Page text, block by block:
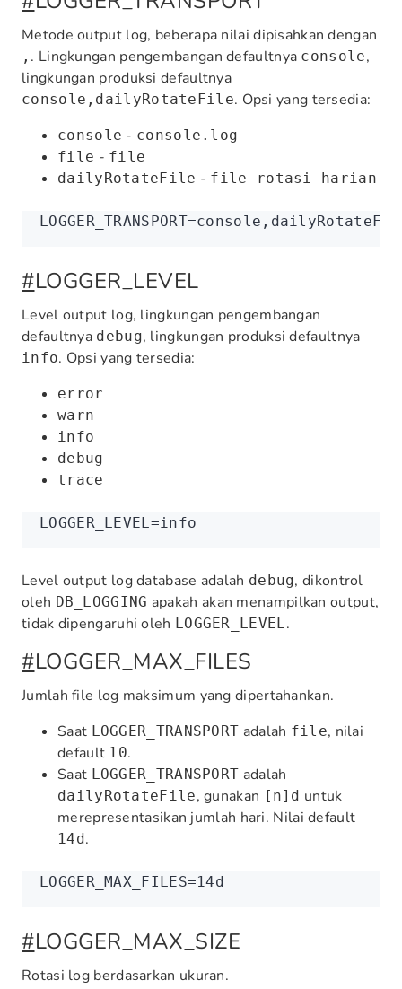
Metode output log, beberapa nilai dipisahkan dengan
, . Lingkungan pengembangan defaultnya console,
lingkungan produksi defaultnya
console,dailyRotateFile. Opsi yang tersedia:
console - console.log
file - file
dailyRotateFile - file rotasi harian
LOGGER_TRANSPORT=
#LOGGER_LEVEL
Level output log, lingkungan pengembangan
defaultnya debug, lingkungan produksi defaultnya
info. Opsi yang tersedia:
error
warn
info
debug
trace
LOGGER_LEVEL=info
Level output log database adalah debug, dikontrol
oleh DB_LOGGING apakah akan menampilkan output,
tidak dipengaruhi oleh LOGGER_LEVEL.
#LOGGER_MAX_FILES
Jumlah file log maksimum yang dipertahankan.
Saat LOGGER_TRANSPORT adalah file, nilai
default 10.
Saat LOGGER_TRANSPORT adalah
dailyRotateFile, gunakan [n]d untuk
merepresentasikan jumlah hari. Nilai default
14d.
LOGGER_MAX_FILES=14d
#LOGGER_MAX_SIZE
Rotasi log berdasarkan ukuran.